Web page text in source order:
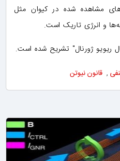
مشاهده شده در کیوان مثل
و انرژی تاریک است.
ریویو ژورنال" تشریح شده است.
, قانون نیوتن